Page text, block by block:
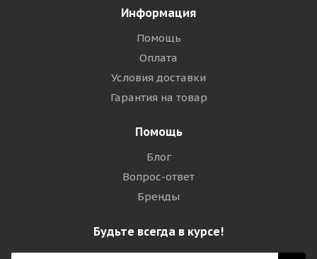
Информация
Помощь
Оплата
Условия доставки
Гарантия на товар
Помощь
Блог
Вопрос-ответ
Бренды
Будьте всегда в курсе!